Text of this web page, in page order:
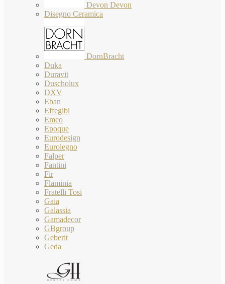
Devon Devon
Disegno Ceramica
DornBracht
Duka
Duravit
Duscholux
DXV
Eban
Effegibi
Emco
Epoque
Eurodesign
Eurolegno
Falper
Fantini
Fir
Flaminia
Fratelli Tosi
Gaia
Galassia
Gamadecor
GBgroup
Geberit
Geda